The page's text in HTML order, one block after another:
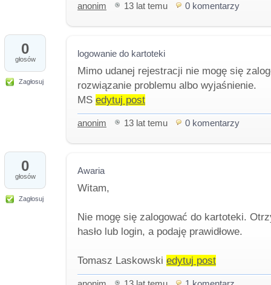
anonim 13 lat temu 0 komentarzy
0
głosów
Zagłosuj
logowanie do kartoteki
Mimo udanej rejestracji nie mogę się
rozwiązanie problemu albo wyjaśnienie.
MS edytuj post
anonim 13 lat temu 0 komentarzy
0
głosów
Zagłosuj
Awaria
Witam,
Nie mogę się zalogować do kartoteki.
hasło lub login, a podaję prawidłowe.
Tomasz Laskowski edytuj post